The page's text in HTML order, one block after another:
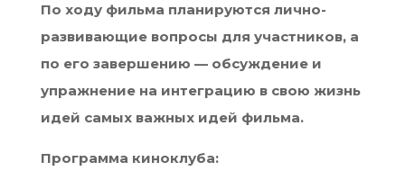
По ходу фильма планируются лично-
развивающие вопросы для участников, а
по его завершению — обсуждение и
упражнение на интеграцию в свою жизнь
идей самых важных идей фильма.
Программа киноклуба: